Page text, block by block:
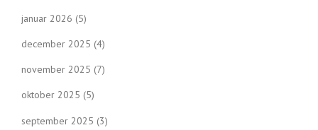
januar 2026 (5)
december 2025 (4)
november 2025 (7)
oktober 2025 (5)
september 2025 (3)